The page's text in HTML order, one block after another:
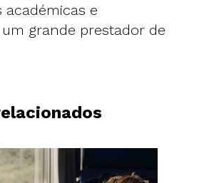
e
grande prestador de